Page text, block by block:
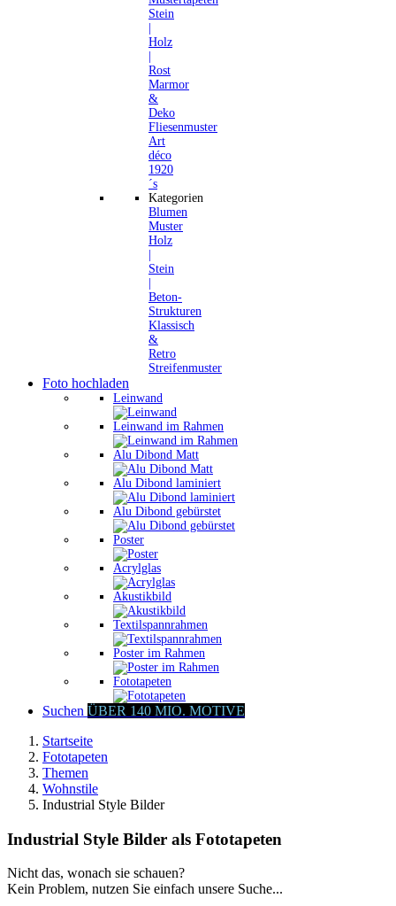
Stein
Holz
Rost
Marmor
&
Deko
Fliesenmuster
Art
déco
1920
´s
Kategorien
Blumen
Muster
Holz
Stein
Beton-
Strukturen
Klassisch
&
Retro
Streifenmuster
Foto hochladen
Leinwand
Leinwand im Rahmen
Alu Dibond Matt
Alu Dibond laminiert
Alu Dibond gebürstet
Poster
Acrylglas
Akustikbild
Textilspannrahmen
Poster im Rahmen
Fototapeten
Suchen ÜBER 140 MIO. MOTIVE
Startseite
Fototapeten
Themen
Wohnstile
Industrial Style Bilder
Industrial Style Bilder als Fototapeten
Nicht das, wonach sie schauen?
Kein Problem, nutzen Sie einfach unsere Suche...